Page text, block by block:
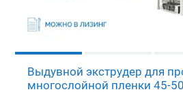
Выдувной экструдер для
многослойной пленки 45-